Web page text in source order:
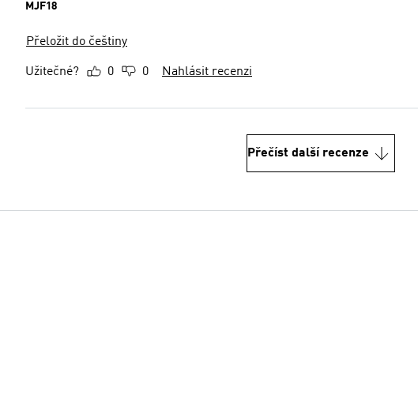
MJF18
Přeložit do češtiny
Užitečné? 0 0 Nahlásit recenzi
Přečíst další recenze